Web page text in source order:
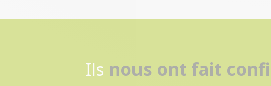
Ils nous ont fait